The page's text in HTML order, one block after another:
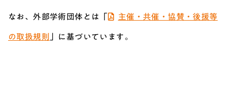
なお、外部学術団体とは「 主催・共催・協賛・後援等
の取扱規則 」に基づいています。